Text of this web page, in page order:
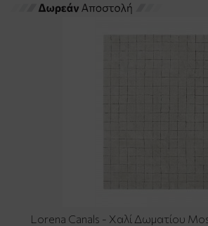
Lorena Canals - Χαλί Δωματίου